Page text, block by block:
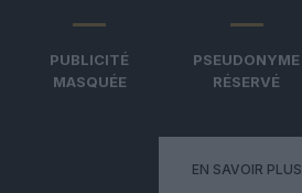
PUBLICITÉ
MASQUÉE
PSEUDONYME
RÉSERVÉ
EN SAVOIR PLUS